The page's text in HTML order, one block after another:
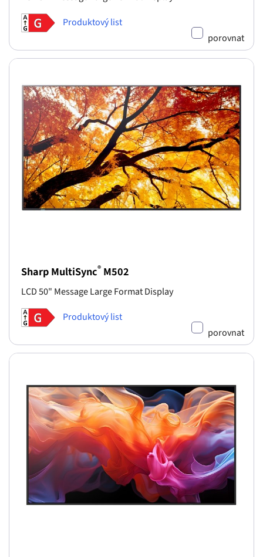
Produktový list
porovnat
Sharp MultiSync® M502
LCD 50" Message Large Format Display
Produktový list
porovnat